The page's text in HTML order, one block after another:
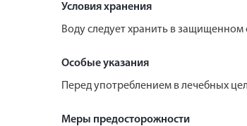
Условия хранения
Воду следует хранить в защищенном
Особые указания
Перед употреблением в лечебных
Меры предосторожности